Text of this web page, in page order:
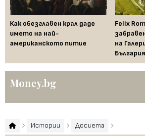
Как обезглавен крал даде
името на най-
американското питие
Felix
на
България
Money.bg
Истории
Досиета